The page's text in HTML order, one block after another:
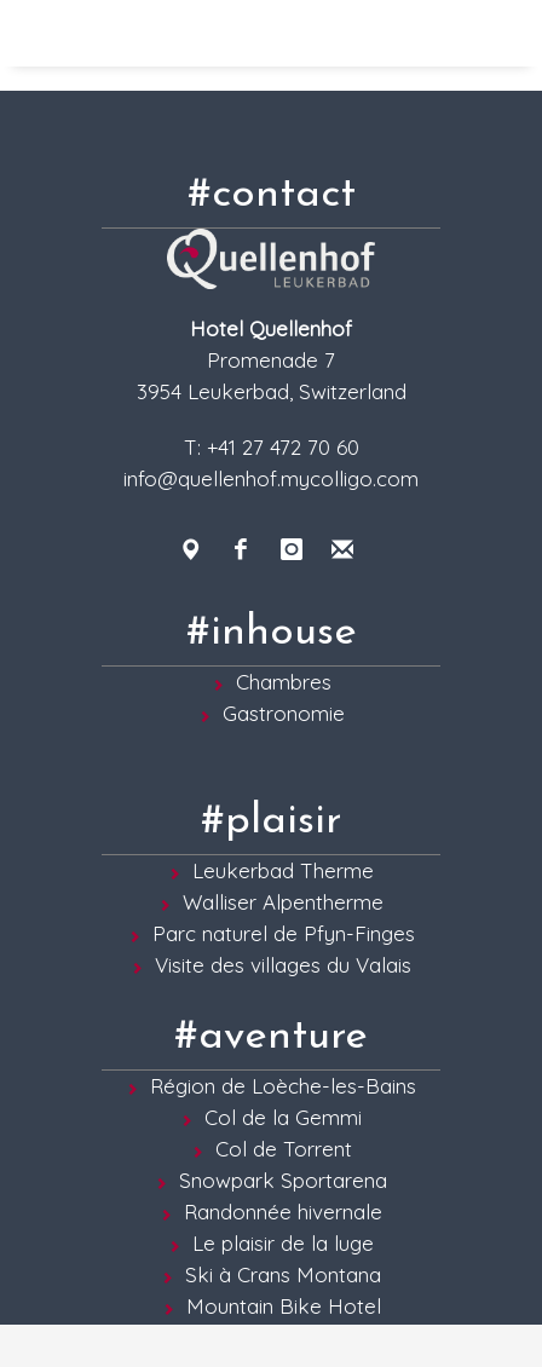
#contact
Hotel Quellenhof
Promenade 7
3954 Leukerbad, Switzerland
T: +41 27 472 70 60
info@quellenhof.mycolligo.com
#inhouse
Chambres
Gastronomie
#plaisir
Leukerbad Therme
Walliser Alpentherme
Parc naturel de Pfyn-Finges
Visite des villages du Valais
#aventure
Région de Loèche-les-Bains
Col de la Gemmi
Col de Torrent
Snowpark Sportarena
Randonnée hivernale
Le plaisir de la luge
Ski à Crans Montana
Mountain Bike Hotel